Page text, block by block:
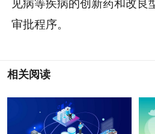
见病等疾病的创新药和改良
审批程序。
相关阅读